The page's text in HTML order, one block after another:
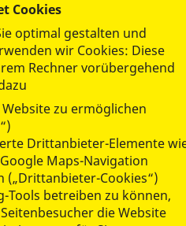
Cookies
optimal gestalten und
wir Cookies: Diese
Rechner vorübergehend
zu ermöglichen
Drittanbieter-Elemente
Maps-Navigation
(„Drittanbieter-Cookies“)
Tools betreiben zu können,
die Website